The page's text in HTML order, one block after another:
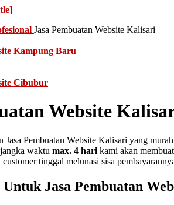
Jasa Pembuatan Website Kalisari
Kampung Baru
Cibubur
Website
Pembuatan Website Kalisari yang
waktu max. 4 hari kami akan
tinggal melunasi sisa
Untuk Jasa Pembuatan